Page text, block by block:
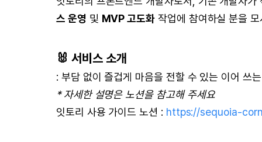
스 운영 및 MVP 고도화 작업에 참여하실 분을
🐰 서비스 소개
: 부담 없이 즐겁게 마음을 전할 수 있는 이어 쓰
* 자세한 설명은 노션을 참고해 주세요
잇토리 사용 가이드 노션 : https://sequoia-